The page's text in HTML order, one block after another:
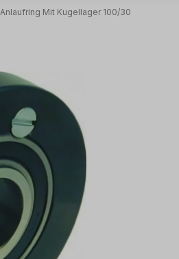
Anlaufring Mit Kugellager 100/30